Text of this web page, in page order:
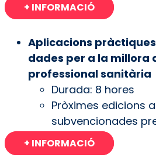
+ INFORMACIÓ
Aplicacions
dades per a la millora
professional sanitària
Durada: 8 hores
Pròximes edicions
subvencionades
+ INFORMACIÓ